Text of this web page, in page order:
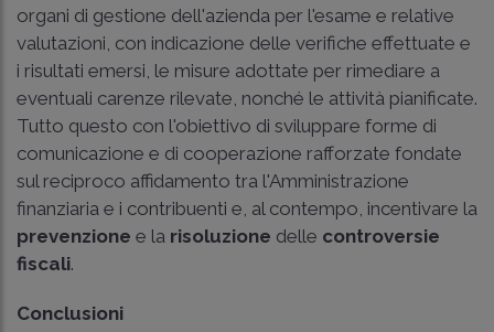
organi di gestione dell'azienda per l'esame e relative
valutazioni, con indicazione delle verifiche effettuate e
i risultati emersi, le misure adottate per rimediare a
eventuali carenze rilevate, nonché le attività pianificate.
Tutto questo con l'obiettivo di sviluppare forme di
comunicazione e di cooperazione rafforzate fondate
sul reciproco affidamento tra l'Amministrazione
finanziaria e i contribuenti e, al contempo, incentivare la
prevenzione e la risoluzione delle controversie
fiscali.
Conclusioni